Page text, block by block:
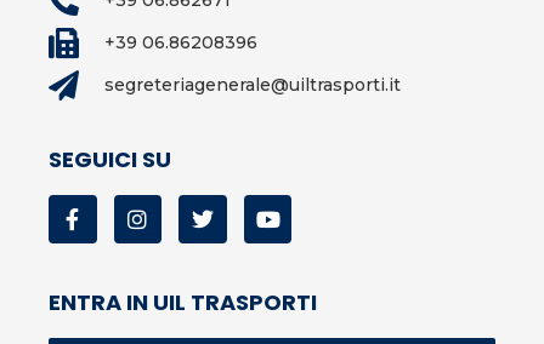
+39 06.86208396
segreteriagenerale@uiltrasporti.it
SEGUICI SU
ENTRA IN UIL TRASPORTI